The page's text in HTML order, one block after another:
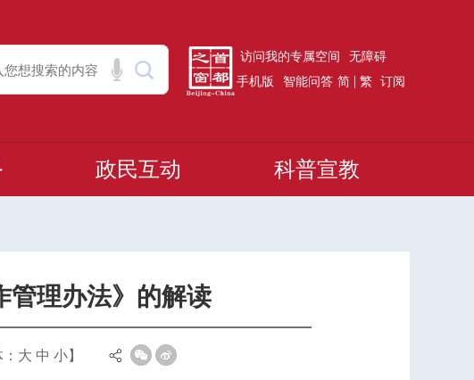
访问我的专属空间
无障碍
手机版
智能问答 简 | 繁 订阅
政民互动 科普宣教
管理办法》的解读
大 中 小】